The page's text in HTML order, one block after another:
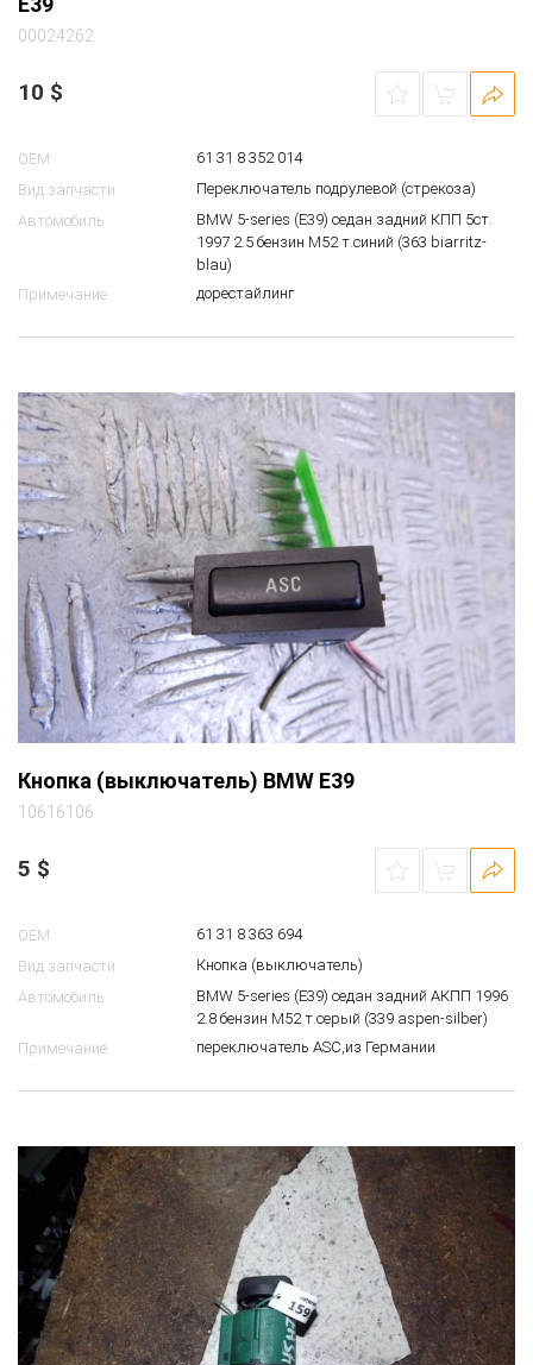
00024262
10 $
OEM
61 31 8 352 014
Вид запчасти
Переключатель подрулевой (стрекоза)
Автомобиль
BMW 5-series (E39) седан задний КПП 5ст.
1997 2.5 бензин M52 т.синий (363 biarritz-
blau)
Примечание
дорестайлинг
Кнопка (выключатель) BMW E39
10616106
5 $
OEM
61 31 8 363 694
Вид запчасти
Кнопка (выключатель)
Автомобиль
BMW 5-series (E39) седан задний АКПП 1996
2.8 бензин M52 т.серый (339 aspen-silber)
Примечание
переключатель ASC,из Германии